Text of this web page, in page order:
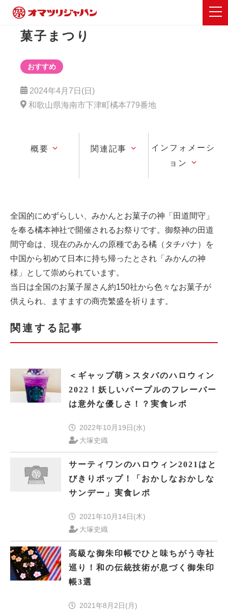
菓子まつり
おすすめ
2024年4月7日(日)
和歌山県海南市下津町橘本779番地
概要 関連記事
インフォメーシ
ョン
全国的にめずらしい、みかんとお菓子の神「田道間守」
を奉る橘本神社で開催されるお祭りです。御祭神の田道
間守命は、現在のみかんの原種である橘（タチバナ）を
中国から初めて日本に持ち帰ったとされ「みかんの神
様」として崇められています。
当日は全国のお菓子屋さん約150社から色々なお菓子が
供えられ、ますますの商売繁盛を祈ります。
関連する記事
＜ギャップ萌＞スタバのハロウィン
2022！妖しいパープルのフレーバー
は意外な優しさ！？実食レポ
2022年10月19日(水)
大塚史織
サーティワンのハロウィン2021はと
びきりポップ！「おかしなおかしな
サンデー」実食レポ
2021年10月14日(木)
大塚史織
高級な御朱印帳でひと味ちがう寺社
巡り！和の伝統技術が息づく御朱印
帳3選
2021年8月2日(月)